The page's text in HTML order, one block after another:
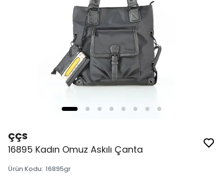
ÇÇS
16895 Kadın Omuz Askılı Çanta
Ürün Kodu: 16895gr